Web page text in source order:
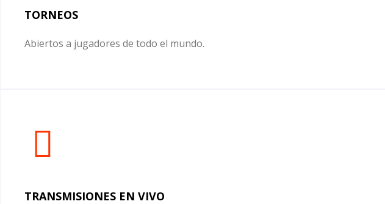
TORNEOS
Abiertos a jugadores de todo el mundo.
TRANSMISIONES EN VIVO